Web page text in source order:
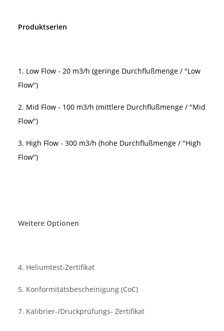
Produktserien
1. Low Flow - 20 m3/h (geringe Durchflußmenge / "Low
Flow")
2. Mid Flow - 100 m3/h (mittlere Durchflußmenge / "Mid
Flow")
3. High Flow - 300 m3/h (hohe Durchflußmenge / "High
Flow")
Weitere Optionen
4. Heliumtest-Zertifikat
5. Konformitätsbescheinigung (CoC)
7. Kalibrier-/Druckprüfungs- Zertifikat